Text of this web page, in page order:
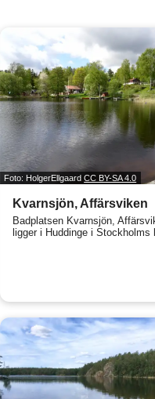
Foto: HolgerEllgaardCC BY-SA 4.0
Kvarnsjön, Affärsviken
Badplatsen Kvarnsjön,
ligger i Huddinge i Stockholms